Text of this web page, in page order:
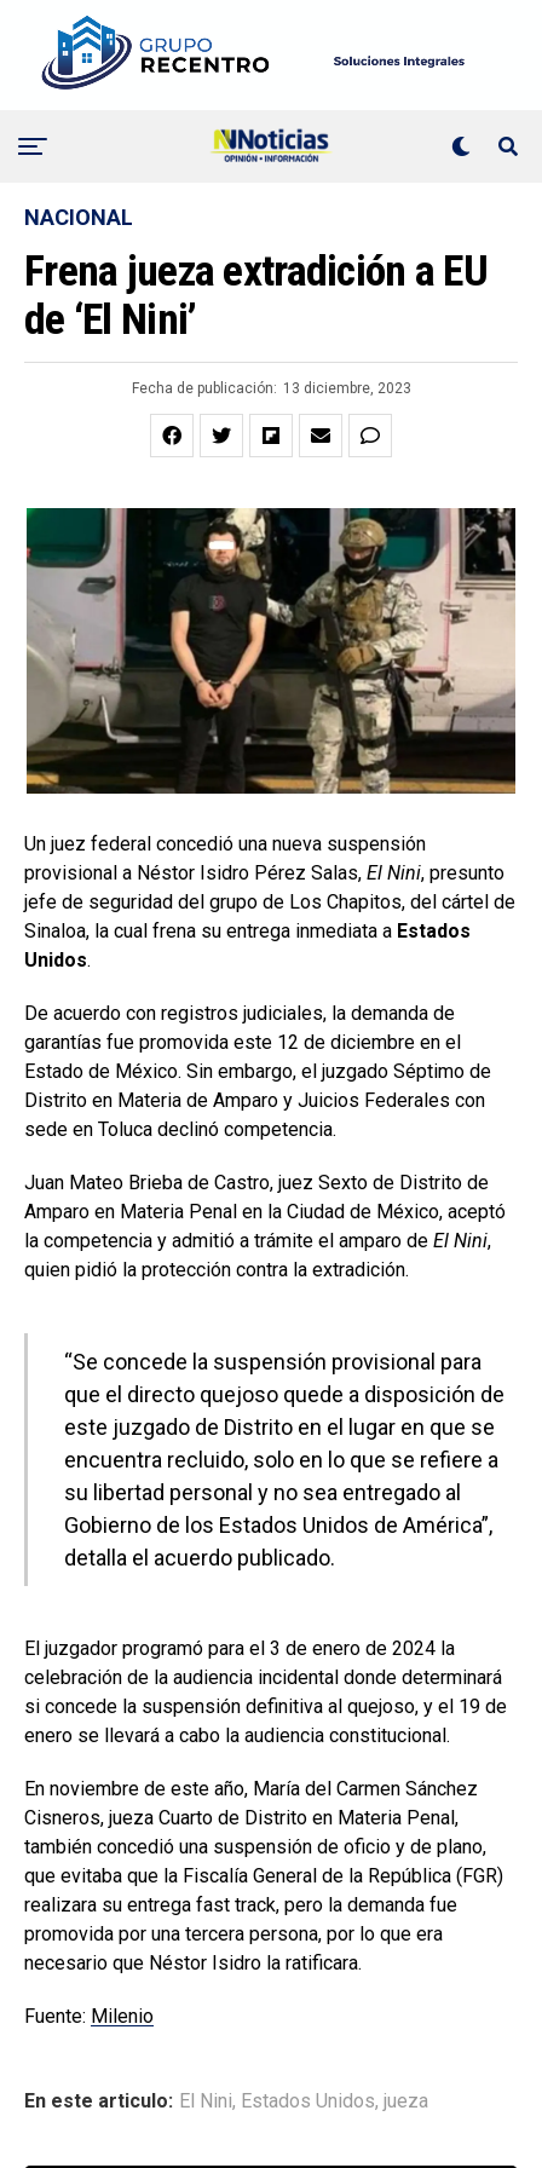
NACIONAL
Frena jueza extradición a EU
de ‘El Nini’
Fecha de publicación: 13 diciembre, 2023
Un juez federal concedió una nueva suspensión
provisional a Néstor Isidro Pérez Salas, El Nini, presunto
jefe de seguridad del grupo de Los Chapitos, del cártel de
Sinaloa, la cual frena su entrega inmediata a Estados
Unidos.
De acuerdo con registros judiciales, la demanda de
garantías fue promovida este 12 de diciembre en el
Estado de México. Sin embargo, el juzgado Séptimo de
Distrito en Materia de Amparo y Juicios Federales con
sede en Toluca declinó competencia.
Juan Mateo Brieba de Castro, juez Sexto de Distrito de
Amparo en Materia Penal en la Ciudad de México, aceptó
la competencia y admitió a trámite el amparo de El Nini,
quien pidió la protección contra la extradición.
“Se concede la suspensión provisional para
que el directo quejoso quede a disposición de
este juzgado de Distrito en el lugar en que se
encuentra recluido, solo en lo que se refiere a
su libertad personal y no sea entregado al
Gobierno de los Estados Unidos de América”,
detalla el acuerdo publicado.
El juzgador programó para el 3 de enero de 2024 la
celebración de la audiencia incidental donde determinará
si concede la suspensión definitiva al quejoso, y el 19 de
enero se llevará a cabo la audiencia constitucional.
En noviembre de este año, María del Carmen Sánchez
Cisneros, jueza Cuarto de Distrito en Materia Penal,
también concedió una suspensión de oficio y de plano,
que evitaba que la Fiscalía General de la República (FGR)
realizara su entrega fast track, pero la demanda fue
promovida por una tercera persona, por lo que era
necesario que Néstor Isidro la ratificara.
Fuente: Milenio
En este articulo: El Nini, Estados Unidos, jueza